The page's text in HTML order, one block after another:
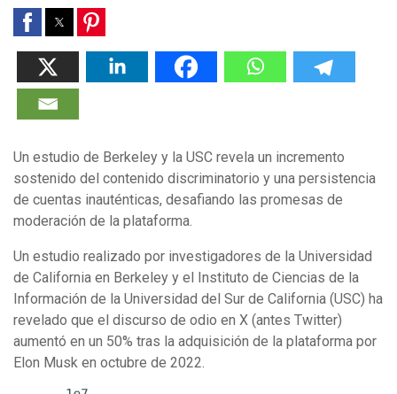
Un estudio de Berkeley y la USC revela un incremento
sostenido del contenido discriminatorio y una persistencia
de cuentas inauténticas, desafiando las promesas de
moderación de la plataforma.
Un estudio realizado por investigadores de la Universidad
de California en Berkeley y el Instituto de Ciencias de la
Información de la Universidad del Sur de California (USC) ha
revelado que el discurso de odio en X (antes Twitter)
aumentó en un 50% tras la adquisición de la plataforma por
Elon Musk en octubre de 2022.